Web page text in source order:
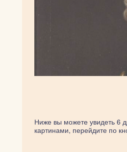
Ниже вы можете увидеть 6
картинами, перейдите по